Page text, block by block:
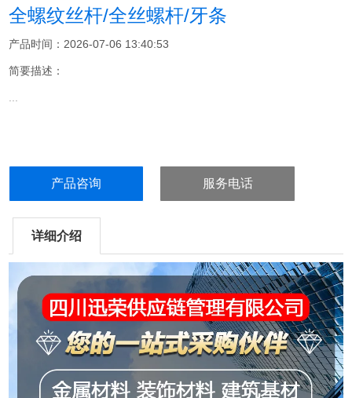
全螺纹丝杆/全丝螺杆/牙条
产品时间：2026-07-06 13:40:53
简要描述：
...
产品咨询 服务电话
详细介绍